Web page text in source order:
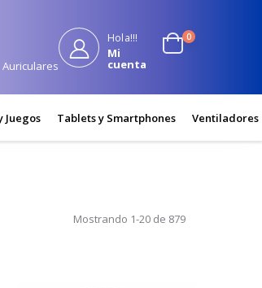
Auriculares
Hola!!!
Mi
cuenta
0
Juegos Tablets y Smartphones Ventiladores
Mostrando 1-20 de 879